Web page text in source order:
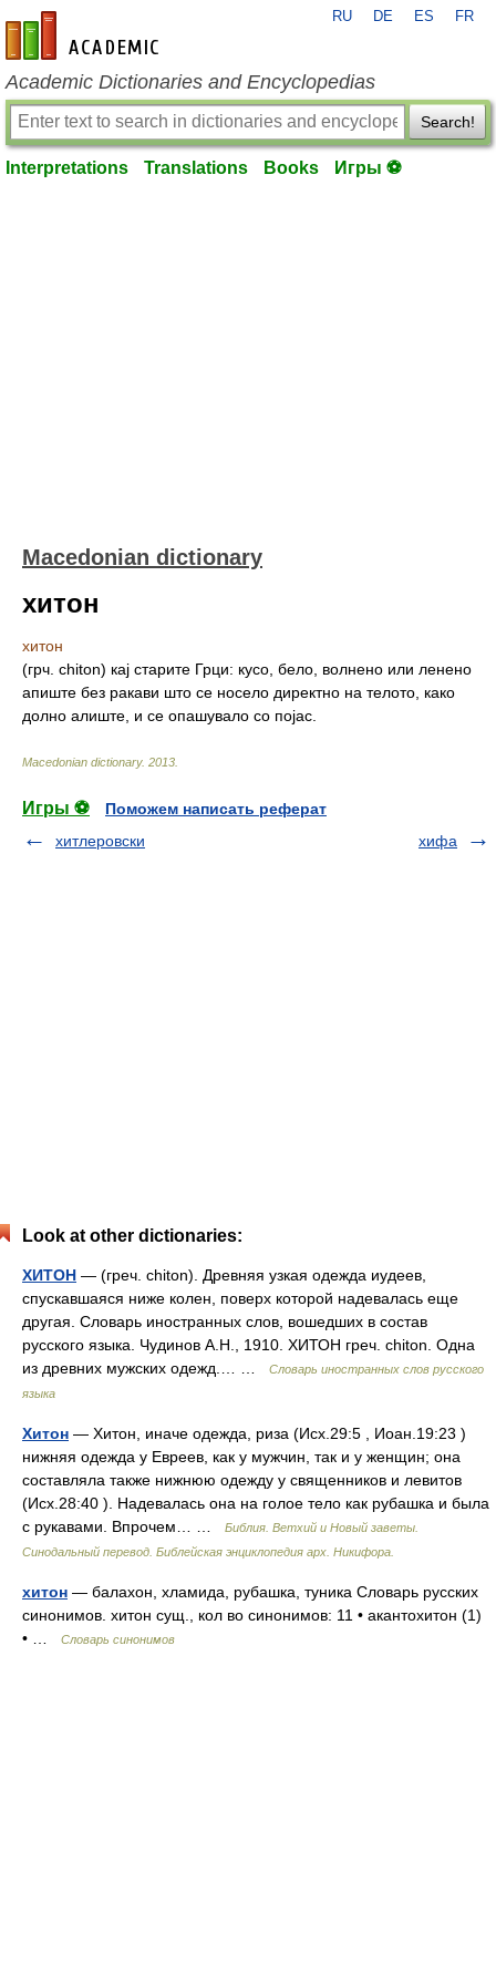
en-academic.com
RU DE ES FR
Academic Dictionaries and Encyclopedias
Search!
Interpretations Translations Books Игры ⚽
Macedonian dictionary
хитон
хитон
(грч. chiton) кај старите Грци: кусо, бело, волнено или ленено
апиште без ракави што се носело директно на телото, како
долно алиште, и се опашувало со појас.
Macedonian dictionary. 2013
Игры ⚽
Поможем написать реферат
хитлеровски
хифа
Look at other dictionaries:
ХИТОН — (греч. chiton). Древняя узкая одежда иудеев,
спускавшаяся ниже колен, поверх которой надевалась еще
другая. Словарь иностранных слов, вошедших в состав
русского языка. Чудинов А.Н., 1910. ХИТОН греч. chiton. Одна
из древних мужских одежд.… …
Словарь иностранных слов русского
языка
Хитон — Хитон, иначе одежда, риза (Исх.29:5 , Иоан.19:23 )
нижняя одежда у Евреев, как у мужчин, так и у женщин; она
составляла также нижнюю одежду у священников и левитов
(Исх.28:40 ). Надевалась она на голое тело как рубашка и была
с рукавами. Впрочем… …
Библия. Ветхий и Новый заветы.
Синодальный перевод. Библейская энциклопедия арх. Никифора.
хитон — балахон, хламида, рубашка, туника Словарь русских
синонимов. хитон сущ., кол во синонимов: 11 • акантохитон (1)
• …
Словарь синонимов